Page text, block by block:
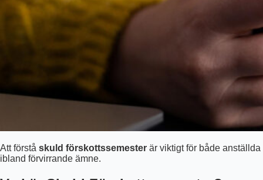
Att förstå skuld förskottssemester är viktigt för både
ibland förvirrande ämne.